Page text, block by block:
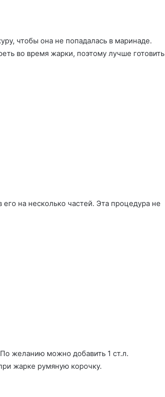
чтобы она не попадалась в маринаде.
во время жарки, поэтому лучше готовить
на несколько частей. Эта процедура не
желанию можно добавить 1 ст.л.
жарке румяную корочку.